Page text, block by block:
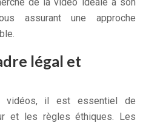
assurant une approche
légal et
vidéos, il est essentiel de
et les règles éthiques. Les